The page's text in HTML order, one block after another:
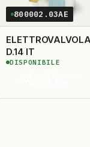
800002.03AE
ELETTROVALVOLA 90 S.
D.14 IT
DISPONIBILE